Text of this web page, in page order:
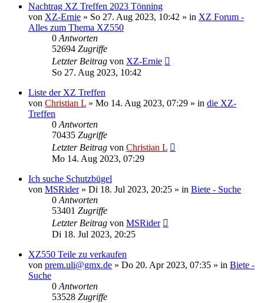
Nachtrag XZ Treffen 2023 Tönning
von XZ-Ernie » So 27. Aug 2023, 10:42 » in XZ Forum -
Alles zum Thema XZ550
0 Antworten
52694 Zugriffe
Letzter Beitrag von XZ-Ernie
So 27. Aug 2023, 10:42
Liste der XZ Treffen
von Christian L » Mo 14. Aug 2023, 07:29 » in die XZ-
Treffen
0 Antworten
70435 Zugriffe
Letzter Beitrag von Christian L
Mo 14. Aug 2023, 07:29
Ich suche Schutzbügel
von MSRider» Di 18. Jul 2023, 20:25 » in Biete - Suche
0 Antworten
53401 Zugriffe
Letzter Beitrag von MSRider
Di 18. Jul 2023, 20:25
XZ550 Teile zu verkaufen
von prem.uli@gmx.de » Do 20. Apr 2023, 07:35 » in Biete -
Suche
0 Antworten
53528 Zugriffe